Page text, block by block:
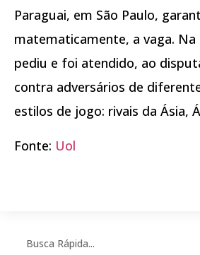
Paraguai, em São Paulo,
matematicamente, a vaga. Na
pediu e foi atendido, ao
contra adversários de
estilos de jogo: rivais da Ásia,
Fonte: Uol